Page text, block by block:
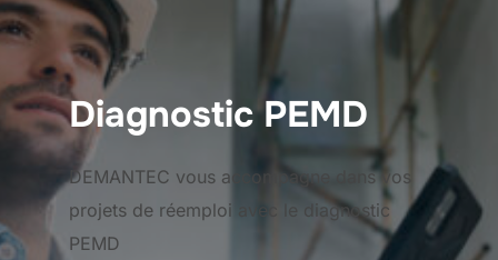
Diagnostic PEMD
DEMANTEC vous accompagne dans vos
projets de réemploi avec le diagnostic
PEMD